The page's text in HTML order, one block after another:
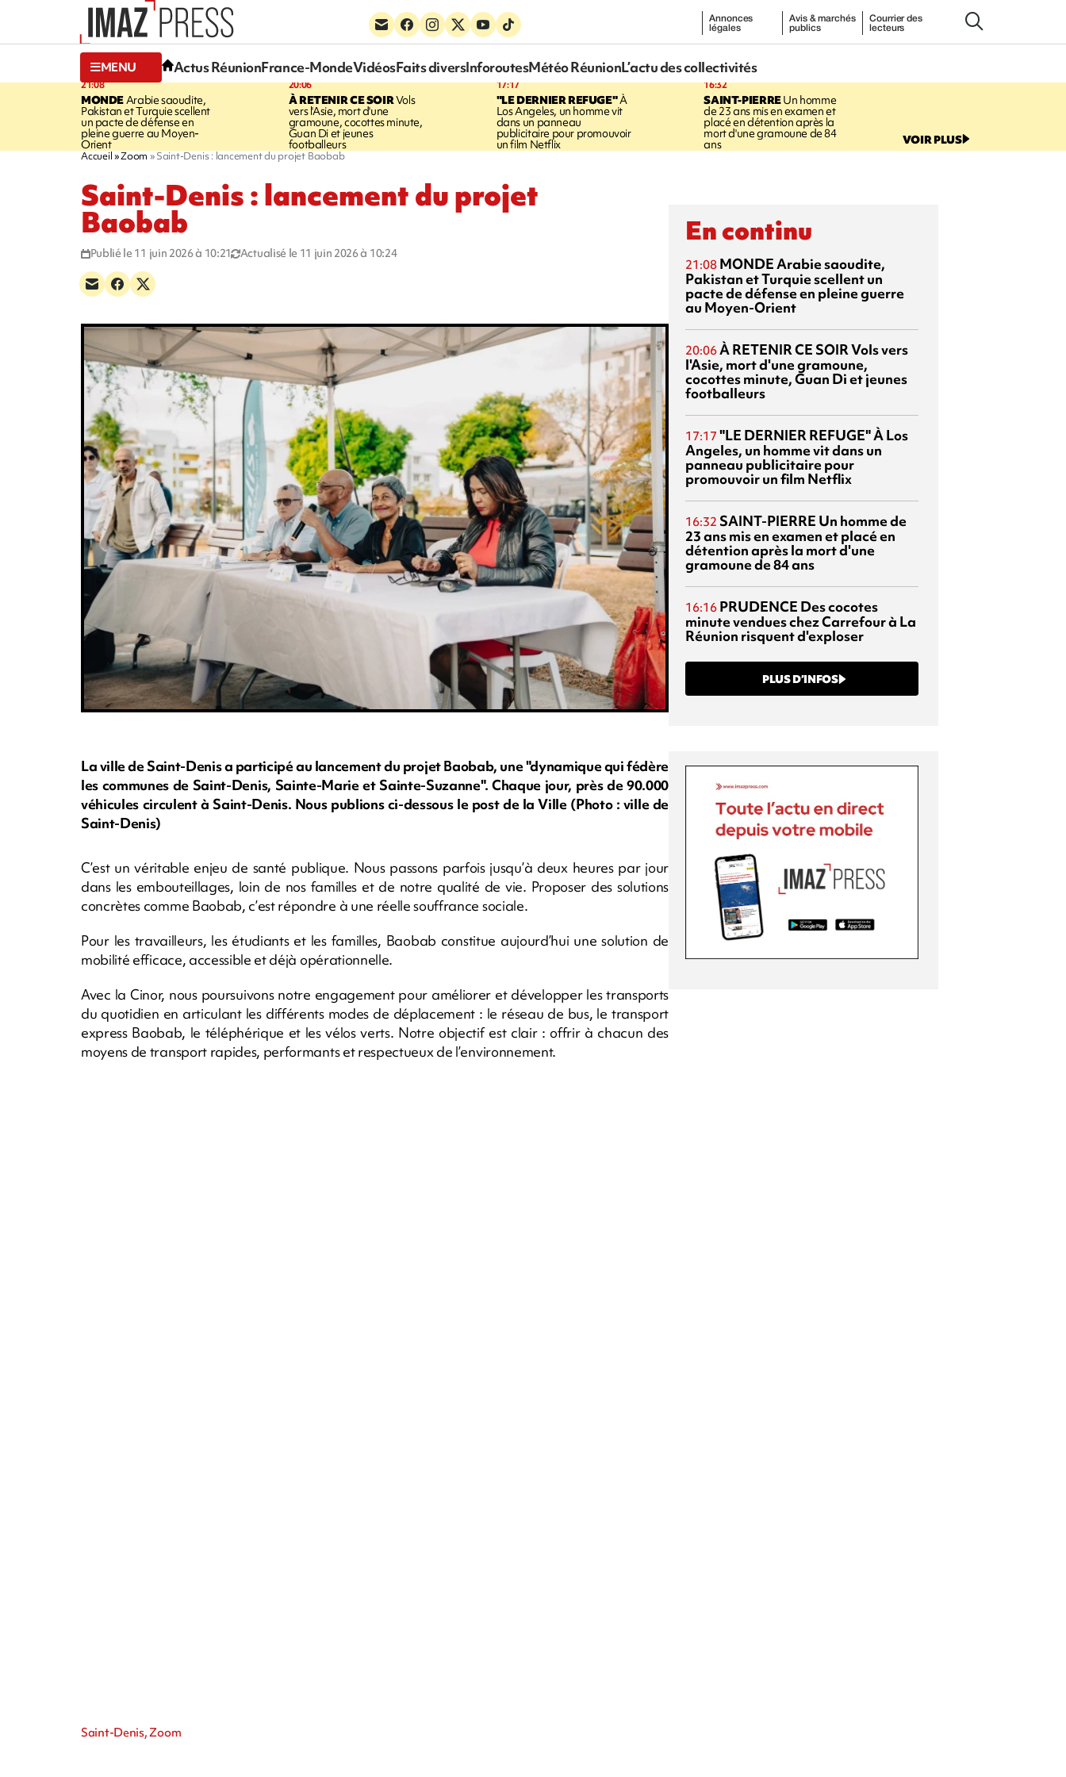
Annonces
légales
Avis & marchés
publics
Courrier des
lecteurs
MENU Actus RéunionFrance-MondeVidéosFaits diversInforoutesMétéo RéunionL’actu des collectivités
21:08
MONDE Arabie saoudite,
Pakistan et Turquie scellent
un pacte de défense en
pleine guerre au Moyen-
Orient
20:06
À RETENIR CE SOIRVols
vers l'Asie, mort d'une
gramoune, cocottes minute,
Guan Di et jeunes
footballeurs
17:17
"LE DERNIER REFUGE"À
Los Angeles, un homme vit
dans un panneau
publicitaire pour promouvoir
un film Netflix
16:32
SAINT-PIERREUn homme
de 23 ans mis en examen et
placé en détention après la
mort d'une gramoune de 84
ans VOIR PLUS
Accueil Zoom Saint-Denis : lancement du projet Baobab
Saint-Denis : lancement du projet
Baobab
Publié le 11 juin 2026 à 10:21 Actualisé le 11 juin 2026 à 10:24
La ville de Saint-Denis a participé au lancement du projet Baobab, une "dynamique qui fédère
les communes de Saint-Denis, Sainte-Marie et Sainte-Suzanne". Chaque jour, près de 90.000
véhicules circulent à Saint-Denis. Nous publions ci-dessous le post de la Ville (Photo : ville de
Saint-Denis)
C’est un véritable enjeu de santé publique. Nous passons parfois jusqu’à deux heures par jour
dans les embouteillages, loin de nos familles et de notre qualité de vie. Proposer des solutions
concrètes comme Baobab, c’est répondre à une réelle souffrance sociale.
Pour les travailleurs, les étudiants et les familles, Baobab constitue aujourd’hui une solution de
mobilité efficace, accessible et déjà opérationnelle.
Avec la Cinor, nous poursuivons notre engagement pour améliorer et développer les transports
du quotidien en articulant les différents modes de déplacement : le réseau de bus, le transport
express Baobab, le téléphérique et les vélos verts. Notre objectif est clair : offrir à chacun des
moyens de transport rapides, performants et respectueux de l’environnement.
Saint-Denis, Zoom
En continu
21:08 MONDEArabie saoudite,
Pakistan et Turquie scellent un
pacte de défense en pleine guerre
au Moyen-Orient
20:06À RETENIR CE SOIRVols vers
l'Asie, mort d'une gramoune,
cocottes minute, Guan Di et jeunes
footballeurs
17:17 "LE DERNIER REFUGE"À Los
Angeles, un homme vit dans un
panneau publicitaire pour
promouvoir un film Netflix
16:32 SAINT-PIERRE Un homme de
23 ans mis en examen et placé en
détention après la mort d'une
gramoune de 84 ans
16:16 PRUDENCE Des cocotes
minute vendues chez Carrefour à La
Réunion risquent d'exploser
PLUS D’INFOS